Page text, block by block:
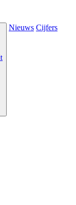
Nieuws Cijfers